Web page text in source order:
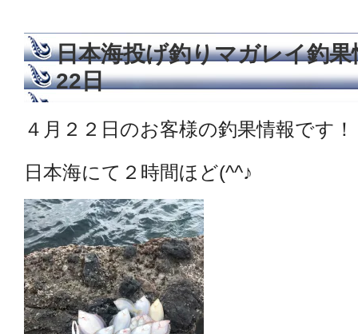
日本海投げ釣りマガレイ釣
22日
４月２２日のお客様の釣果情報です！
日本海にて２時間ほど(^^♪